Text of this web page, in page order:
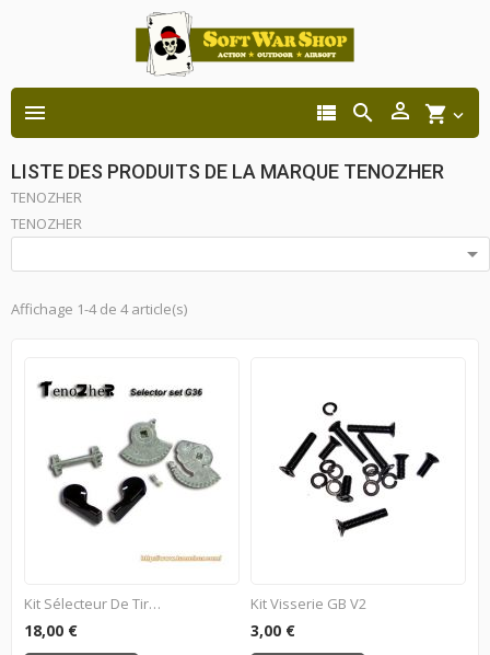
 shopping_cart 



LISTE DES PRODUITS DE LA MARQUE TENOZHER
TENOZHER
TENOZHER

Affichage 1-4 de 4 article(s)
Kit Sélecteur De Tir Pour...
18,00 €
Kit Visserie GB V2
3,00 €